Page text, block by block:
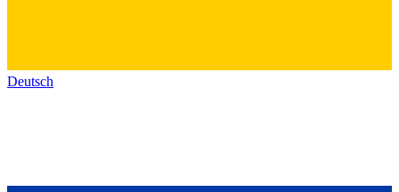
Deutsch